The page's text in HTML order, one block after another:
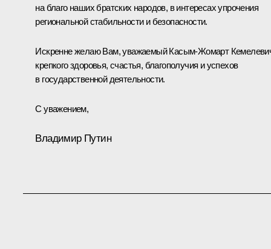
на благо наших братских народов, в интересах упрочения
региональной стабильности и безопасности.
Искренне желаю Вам, уважаемый Касым-Жомарт
крепкого здоровья, счастья, благополучия и успехов
в государственной деятельности.
С уважением,
Владимир Путин